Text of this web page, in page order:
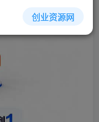
创业资源网